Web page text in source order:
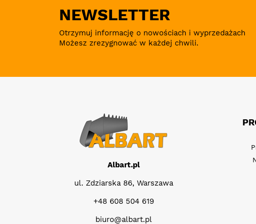
NEWSLETTER
Otrzymuj informację o nowościach i wyprzedażach
Możesz zrezygnować w każdej chwili.
Albart.pl
ul. Zdziarska 86, Warszawa
+48 608 504 619
biuro@albart.pl